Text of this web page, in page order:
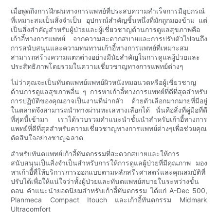
เมื่อพูดถึงการฝึกฝนทางการแพทย์ที่ประสบความสำเร็จการมีอุปกรณ์
ที่เหมาะสมเป็นสิ่งจำเป็น อุปกรณ์สำคัญชิ้นหนึ่งที่มักถูกมองข้าม แต่
เป็นสิ่งสำคัญสำหรับผู้ป่วยและผู้เชี่ยวชาญด้านการดูแลสุขภาพคือ
เก้าอี้ทางการแพทย์ จากความสะดวกสบายและการปรับตัวไปจนถึง
การสนับสนุนและความทนทานเก้าอี้ทางการแพทย์ที่เหมาะสม
สามารถสร้างความแตกต่างอย่างมีนัยสำคัญในการดูแลผู้ป่วยและ
ประสิทธิภาพโดยรวมในความเชี่ยวชาญทางการแพทย์ต่างๆ
ไม่ว่าคุณจะเป็นทันตแพทย์แพทย์ผิวหนังหมอนวดหรือผู้เชี่ยวชาญ
ด้านการดูแลสุขภาพอื่น ๆ การหาเก้าอี้ทางการแพทย์ที่ดีที่สุดสำหรับ
การปฏิบัติของคุณอาจเป็นงานที่น่ากลัว ด้วยตัวเลือกมากมายที่มีอยู่
ในตลาดจึงสามารถนำทางผ่านทะเลทางเลือกได้ นั่นคือสิ่งที่คู่มือที่ดี
ที่สุดนี้เข้ามา เราได้รวบรวมคำแนะนำชั้นนำสำหรับเก้าอี้ทางการ
แพทย์ที่ดีที่สุดสำหรับความเชี่ยวชาญทางการแพทย์ต่างๆเพื่อช่วยคุณ
ตัดสินใจอย่างชาญฉลาด
สำหรับทันตแพทย์เก้าอี้ทันตกรรมที่สะดวกสบายและให้การ
สนับสนุนเป็นสิ่งจำเป็นสำหรับการให้การดูแลผู้ป่วยที่มีคุณภาพ มอง
หาเก้าอี้ที่ให้บริการการออกแบบตามหลักสรีรศาสตร์และคุณสมบัติที่
ปรับได้เพื่อให้แน่ใจว่าทั้งผู้ป่วยและทันตแพทย์สบายในระหว่างขั้น
ตอน คำแนะนำยอดนิยมสำหรับเก้าอี้ทันตกรรม ได้แก่ A-Dec 500,
Planmeca Compact Itouch และเก้าอี้ทันตกรรม Midmark
Ultracomfort